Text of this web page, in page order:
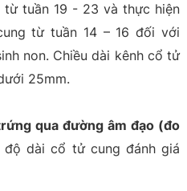
tuần 19 - 23 và thực hiện
từ tuần 14 – 16 đối với
non. Chiều dài kênh cổ tử
25mm.
qua đường âm đạo (đo
độ dài cổ tử cung đánh giá